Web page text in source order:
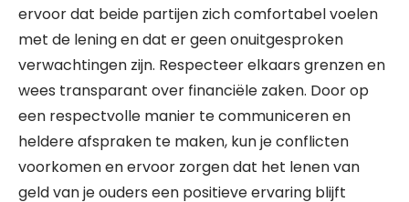
ervoor dat beide partijen zich comfortabel voelen
met de lening en dat er geen onuitgesproken
verwachtingen zijn. Respecteer elkaars grenzen en
wees transparant over financiële zaken. Door op
een respectvolle manier te communiceren en
heldere afspraken te maken, kun je conflicten
voorkomen en ervoor zorgen dat het lenen van
geld van je ouders een positieve ervaring blijft